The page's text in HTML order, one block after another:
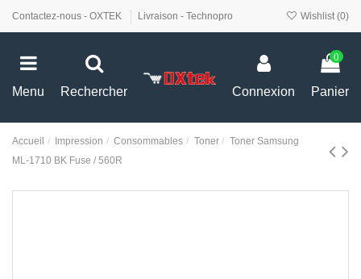
Contactez-nous - OXTEK Livraison - Technopro Wishlist (0)
Menu Rechercher Connexion
0
Panier
Accueil Impression Consommables Toner
Toner Samsung
ML-1710 BK Fuse / 560R